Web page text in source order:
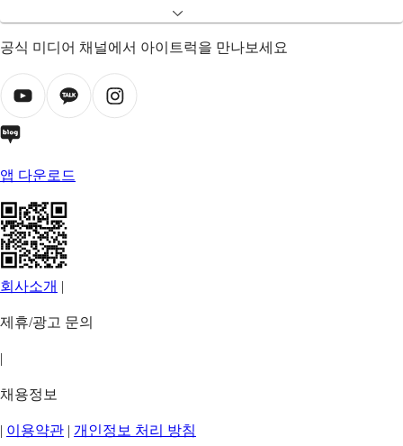
공식 미디어 채널에서 아이트럭을 만나보세요
앱 다운로드
회사소개 |
제휴/광고 문의
|
채용정보
| 이용약관 | 개인정보 처리 방침